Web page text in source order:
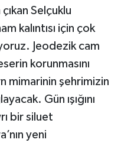
Selçuklu
kalıntısı için çok
Jeodezik cam
korunmasını
mimarinin şehrimizin
Gün ışığını
bir siluet
yeni